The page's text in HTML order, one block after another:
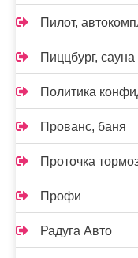
Пилот,
Пиццбург, сауна
Политика
Прованс, баня
Проточка
Профи
Радуга Авто